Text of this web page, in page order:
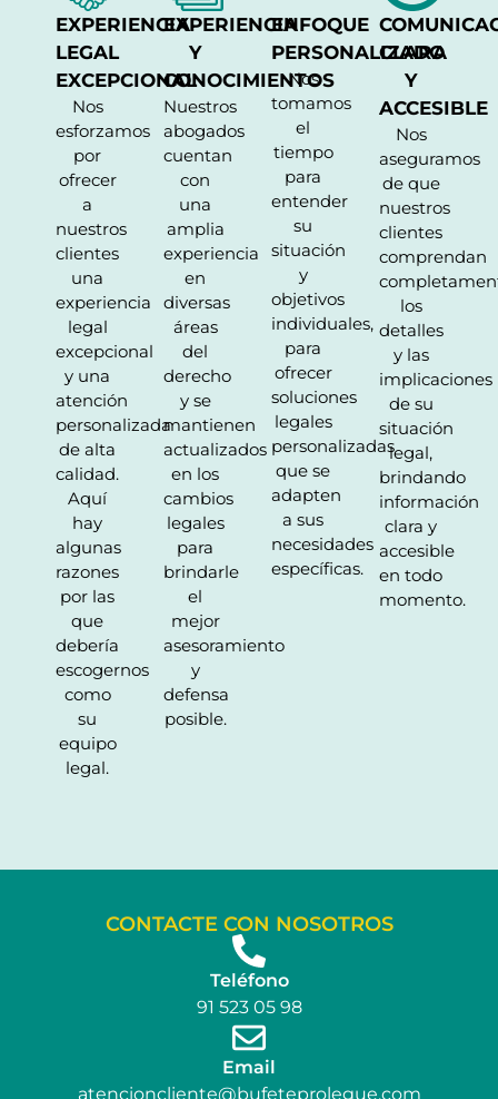
EXPERIENCIA
LEGAL
EXCEPCIONAL
Nos
esforzamos
por
ofrecer
a
nuestros
clientes
una
experiencia
legal
excepcional
y una
atención
personalizada
de alta
calidad.
Aquí
hay
algunas
razones
por las
que
debería
escogernos
como
su
equipo
legal.
EXPERIENCIA
Y
CONOCIMIENTOS
Nuestros
abogados
cuentan
con
una
amplia
experiencia
en
diversas
áreas
del
derecho
y se
mantienen
actualizados
en los
cambios
legales
para
brindarle
el
mejor
asesoramiento
y
defensa
posible.
ENFOQUE
PERSONALIZADO
Nos
tomamos
el
tiempo
para
entender
su
situación
y
objetivos
individuales,
para
ofrecer
soluciones
legales
personalizadas
que se
adapten
a sus
necesidades
específicas.
CLARA
Y
ACCESIBLE
Nos
aseguramos
de que
nuestros
clientes
comprendan
los
detalles
y las
implicaciones
de su
situación
legal,
brindando
información
clara y
accesible
en todo
momento.
CONTACTE CON NOSOTROS
Teléfono
91 523 05 98
Email
atencioncliente@bufeteprolegue.com